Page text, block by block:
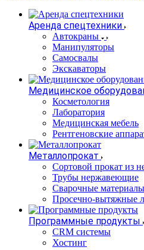
Аренда спецтехники
Автокраны
Манипуляторы
Самосвалы
Экскаваторы
Медицинское
Косметология
Лаборатория
Медицинская мебель
Рентгеновские
Металлопрокат
Сортовой прокат из
Трубы нержавеющие
Сварочные материалы
Просечно-вытяжные
Программные продукты
CRM системы
Хостинг